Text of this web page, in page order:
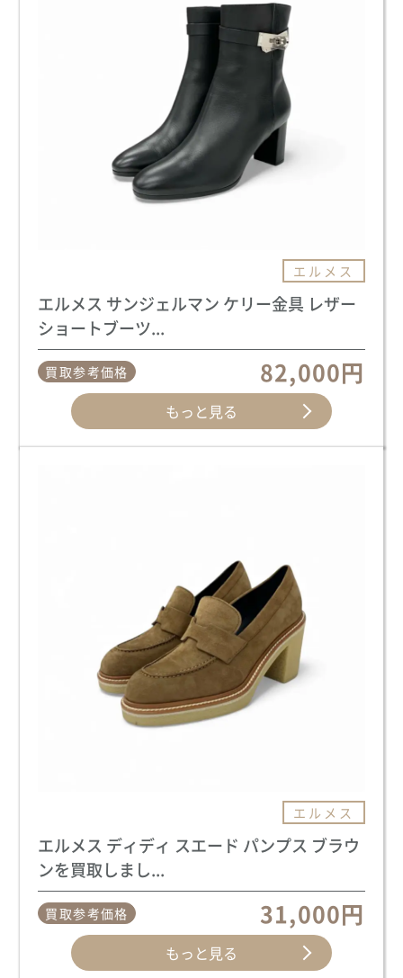
エルメス
エルメス サンジェルマン ケリー金具 レザー
ショートブーツ...
買取参考価格 82,000円
もっと見る
エルメス
エルメス ディディ スエード パンプス ブラウ
ンを買取しまし...
買取参考価格 31,000円
もっと見る